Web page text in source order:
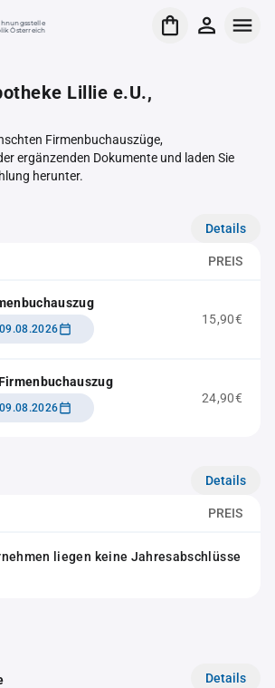
Österreich
Lillie e.U.,
Firmenbuchauszüge,
ergänzenden Dokumente und laden Sie
herunter.
Details
PREIS
09.08.2026
15,90€
09.08.2026
24,90€
Details
PREIS
liegen keine Jahresabschlüsse
Details